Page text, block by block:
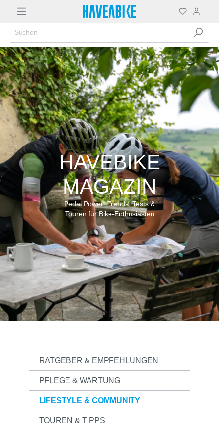
HAVEBIKE
MAGAZIN
Pedal Power: Trends, Tests &
Touren für Bike-Enthusiasten
RATGEBER & EMPFEHLUNGEN
PFLEGE & WARTUNG
LIFESTYLE & COMMUNITY
TOUREN & TIPPS